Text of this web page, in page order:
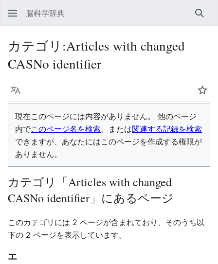
脳科学辞典 検索
カテゴリ :Articles with changed
CASNo identifier
言語 ウ
現在このページには内容がありません。 他のページ
内でこのページ名を検索、または関連する記録を検索
できますが、あなたにはこのページを作成する権限が
ありません。
カテゴリ「Articles with changed
CASNo identifier」にあるページ
このカテゴリには 2 ページが含まれており、そのうち以
下の 2 ページを表示しています。
エ